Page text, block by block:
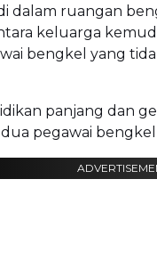
dalam ruangan
keluarga
bengkel yang
panjang dan
pegawai